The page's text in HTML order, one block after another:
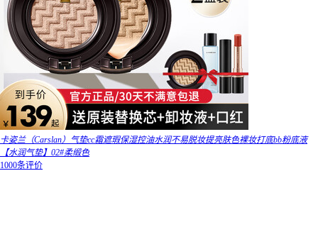
卡姿兰（Carslan）气垫cc霜遮瑕保湿控油水润不易脱妆提亮肤色裸妆打底bb粉底液
【水润气垫】02#柔缎色
1000条评价